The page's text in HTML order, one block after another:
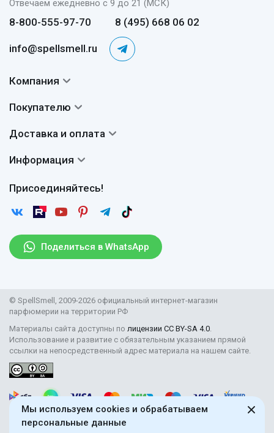
Мы используем cookies и обрабатываем
персональные данные
Отвечаем ежедневно с 9 до 21 (МСК)
8-800-555-97-70 8 (495) 668 06 02
info@spellsmell.ru
Поделиться в WhatsApp
Присоединяйтесь!
Компания
Авторы
Сертификаты
Покупателю
Вопросы и ответы
Отзывы
Статьи
Рассылка
Доставка и оплата
Доставка
Возврат
Информация
Пользовательское соглашение
Защита персональных данных
Правила продажи товаров (Постановление Правительства
Поставщикам
© SpellSmell, 2009-2026 официальный интернет-магазин
парфюмерии на территории РФ
Материалы сайта доступны по лицензии CC BY-SA 4.0.
Использование и развитие с обязательным указанием прямой
ссылки на непосредственный адрес материала на нашем сайте.